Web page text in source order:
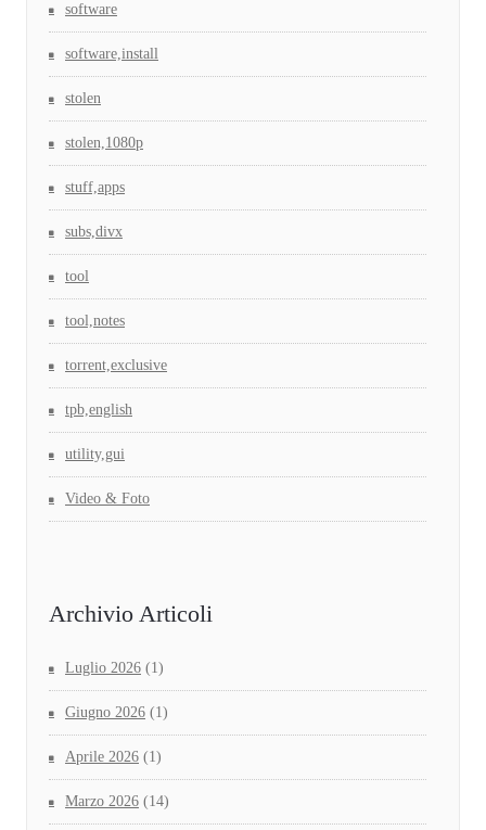
software
software,install
stolen
stolen,1080p
stuff,apps
subs,divx
tool
tool,notes
torrent,exclusive
tpb,english
utility,gui
Video & Foto
Archivio Articoli
Luglio 2026 (1)
Giugno 2026 (1)
Aprile 2026 (1)
Marzo 2026 (14)